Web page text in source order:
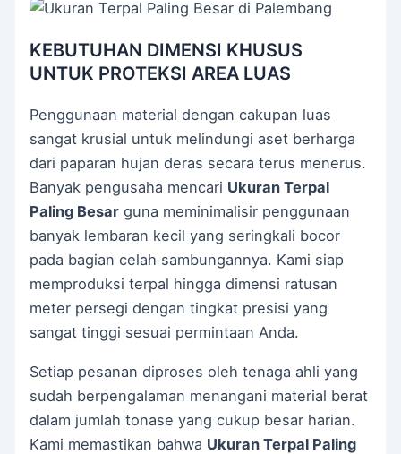
KEBUTUHAN DIMENSI KHUSUS
UNTUK PROTEKSI AREA LUAS
Penggunaan material dengan cakupan luas
sangat krusial untuk melindungi aset berharga
dari paparan hujan deras secara terus menerus.
Banyak pengusaha mencari Ukuran Terpal
Paling Besar guna meminimalisir penggunaan
banyak lembaran kecil yang seringkali bocor
pada bagian celah sambungannya. Kami siap
memproduksi terpal hingga dimensi ratusan
meter persegi dengan tingkat presisi yang
sangat tinggi sesuai permintaan Anda.
Setiap pesanan diproses oleh tenaga ahli yang
sudah berpengalaman menangani material berat
dalam jumlah tonase yang cukup besar harian.
Kami memastikan bahwa Ukuran Terpal Paling